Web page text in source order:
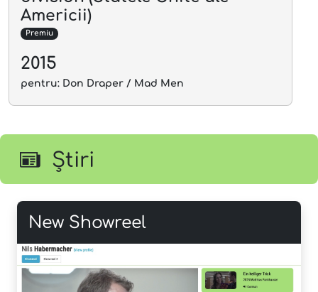
Americii)
Premiu
2015
pentru: Don Draper / Mad Men
Știri
New Showreel